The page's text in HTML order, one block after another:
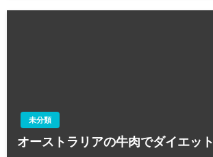
未分類
オーストラリアの牛肉でダイエット